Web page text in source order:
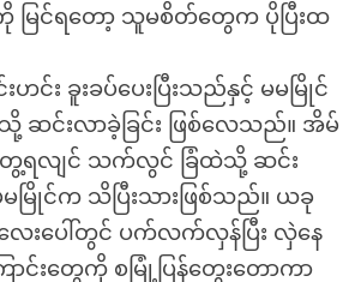
မြင်ရတော့ သူမစိတ်တွေက ပိုပြီးထ
း ခူးခပ်ပေးပြီးသည်နှင့် မမမြိုင်
ဆင်းလာခဲ့ခြင်း ဖြစ်လေသည်။ အိမ်
ေ့ရလျင် သက်လွင် ခြံထဲသို့ ဆင်း
ြိုင်က သိပြီးသားဖြစ်သည်။ ယခု
းပေါ်တွင် ပက်လက်လှန်ပြီး လှဲနေ
ာင်းတွေကို စမြုံ့ပြန်တွေးတောကာ